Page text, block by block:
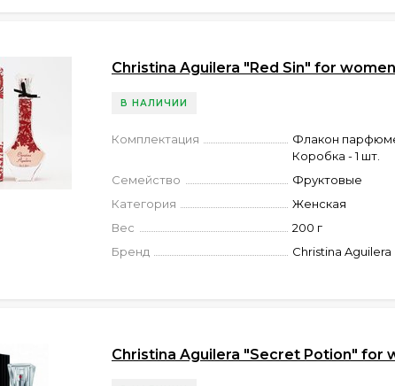
Christina Aguilera "Red Sin" for
В НАЛИЧИИ
Комплектация
Флакон
Коробка - 1 шт.
Семейство
Фруктовые
Категория
Женская
Вес
200 г
Бренд
Christina Aguilera
Christina Aguilera "Secret Potion" for